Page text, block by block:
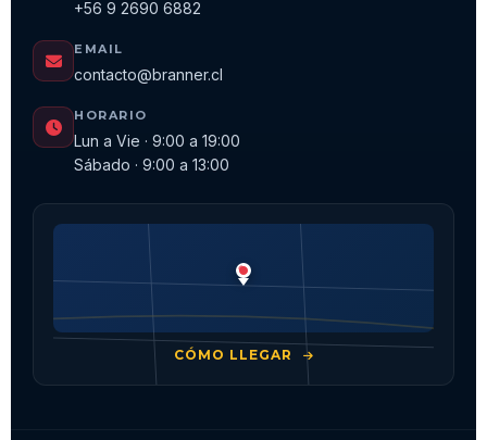
+56 9 2690 6882
EMAIL
contacto@branner.cl
HORARIO
Lun a Vie · 9:00 a 19:00
Sábado · 9:00 a 13:00
CÓMO LLEGAR